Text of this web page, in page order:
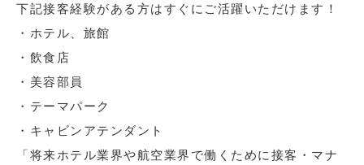
下記接客経験がある方はすぐにご活躍いただけます！
・ホテル、旅館
・飲食店
・美容部員
・テーマパーク
・キャビンアテンダント
「将来ホテル業界や航空業界で働くために接客・マナ